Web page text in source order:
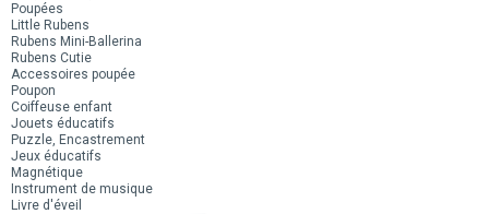
Poupées
Little Rubens
Rubens Mini-Ballerina
Rubens Cutie
Accessoires poupée
Poupon
Coiffeuse enfant
Jouets éducatifs
Puzzle, Encastrement
Jeux éducatifs
Magnétique
Instrument de musique
Livre d'éveil